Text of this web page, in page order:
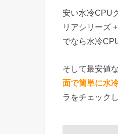
安い水冷CPU
リアシリーズ
でなら水冷
そして最安値
面で簡単に水
ラをチェック